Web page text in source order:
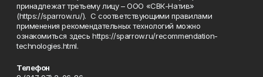
принадлежат третьему лицу – ООО «СВК-Натив»
(https://sparrow.ru/). С соответствующими правилами
применения рекомендательных технологий можно
ознакомиться здесь https://sparrow.ru/recommendation-
technologies.html.
Телефон